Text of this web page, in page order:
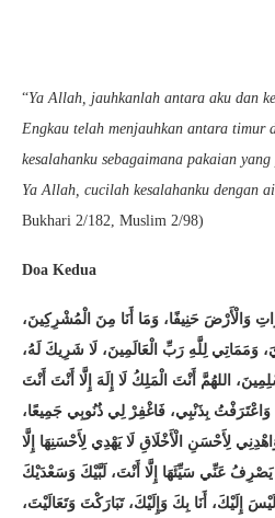
“Ya Allah, jauhkanlah antara aku dan
Engkau telah menjauhkan antara timur
kesalahanku sebagaimana pakaian
Ya Allah, cucilah kesalahanku dengan
Bukhari 2/182, Muslim 2/98)
Doa Kedua
حَنِيفًا، وَمَا أَنَا مِنَ الْمُشْرِكِينَ،
وَمَمَاتِي لِلَّهِ رَبِّ الْعَالَمِينَ، لَا شَرِيكَ لَهُ،
اللهُمَّ أَنْتَ الْمَلِكُ لَا إِلَهَ إِلَّا أَنْتَ أَنْتَ
بِذَنْبِي، فَاغْفِرْ لِي ذُنُوبِي جَمِيعًا،
لِأَحْسَنِ الْأَخْلَاقِ لَا يَهْدِي لِأَحْسَنِهَا إِلَّا
عَنِّي سَيِّئَهَا إِلَّا أَنْتَ، لَبَّيْكَ وَسَعْدَيْكَ
إِلَيْكَ، أَنَا بِكَ وَإِلَيْكَ، تَبَارَكْتَ وَتَعَالَيْتَ،